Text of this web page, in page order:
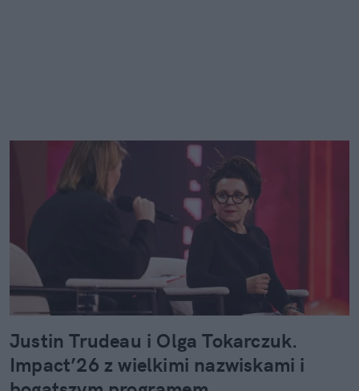
Justin Trudeau i Olga Tokarczuk.
Impact’26 z wielkimi nazwiskami i